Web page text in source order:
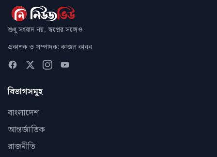
শুধু সংবাদ নয়, স্বপ্নের সঙ্গেও
প্রকাশক ও সম্পাদক: কাজল কানন
বিভাগসমূহ
বাংলাদেশ
আন্তর্জাতিক
রাজনীতি